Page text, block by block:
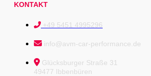
KONTAKT
+49 5451 4995296
info@avm-car-performance.de
Glücksburger Straße 31
49477 Ibbenbüren